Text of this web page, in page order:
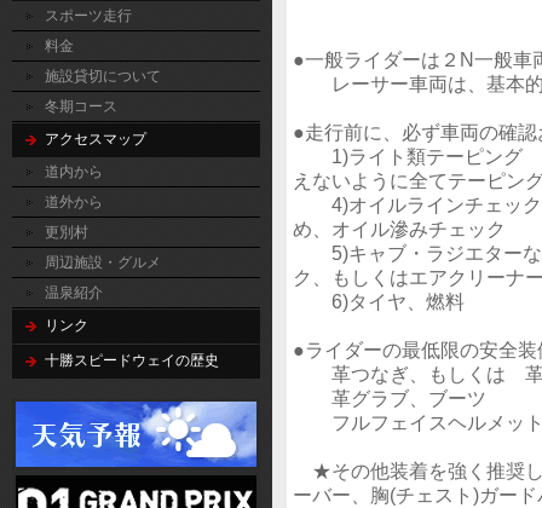
スポーツ走行
料金
施設貸切について
冬期コース
アクセスマップ
道内から
道外から
更別村
周辺施設・グルメ
温泉紹介
リンク
十勝スピードウェイの歴史
●一般ライダーは２N一般車
レーサー車両は、基本的
●走行前に、必ず車両の確
1)ライト類テーピング
えないように全てテーピン
4)オイルラインチェック
め、オイル滲みチェック
5)キャブ・ラジエターな
ク、もしくはエアクリーナ
6)タイヤ、燃料
●ライダーの最低限の安全装
革つなぎ、もしくは 革
革グラブ、ブーツ
フルフェイスヘルメッ
★その他装着を強く推奨
ーバー、胸(チェスト)ガー